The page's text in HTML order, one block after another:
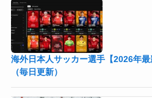
海外日本人サッカー選手【2026年
（毎日更新）